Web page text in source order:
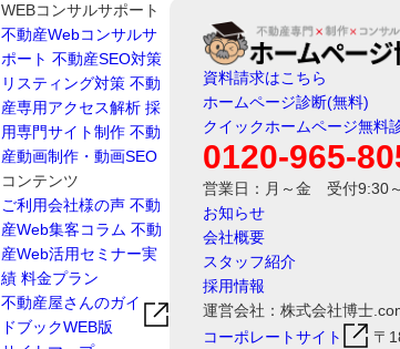
WEBコンサルサポート
不動産Webコンサルサ
ポート 不動産SEO対策
リスティング対策 不動
産専用アクセス解析 採
用専門サイト制作 不動
産動画制作・動画SEO
コンテンツ
ご利用会社様の声 不動
産Web集客コラム 不動
産Web活用セミナー実
績 料金プラン
不動産屋さんのガイ
ドブックWEB版
資料請求はこちら
ホームページ診断(無料)
クイックホームページ無料
0120-965-
営業日：月～金 受付9:30
お知らせ
会社概要
スタッフ紹介
採用情報
運営会社：株式会社博士
コーポレートサイト
〒